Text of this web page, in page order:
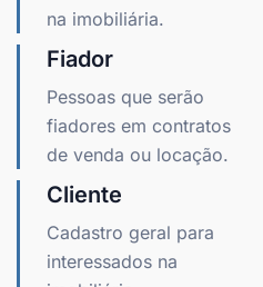
na imobiliária.
Fiador
Pessoas que serão
fiadores em contratos
de venda ou locação.
Cliente
Cadastro geral para
interessados na